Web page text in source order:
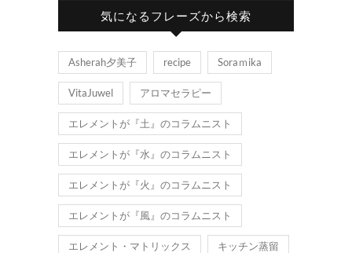
気になるフレーズから検索
Asherah夕美子 recipe Soraｍika
VitaJuwel アロマセラピー
エレメントが『土』のコラムニスト
エレメントが『水』のコラムニスト
エレメントが『火』のコラムニスト
エレメントが『風』のコラムニスト
エレメント・マトリックス キッチン蒸留